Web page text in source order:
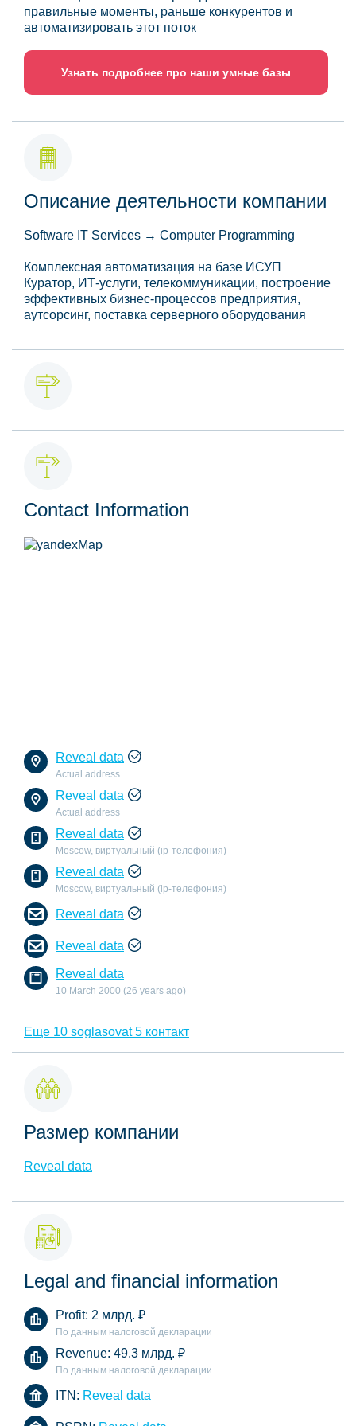
правильные моменты, раньше конкурентов и
автоматизировать этот поток
Узнать подробнее про наши умные базы
Описание деятельности компании
Software IT Services → Computer Programming
Комплексная автоматизация на базе ИСУП
Куратор, ИТ-услуги, телекоммуникации, построение
эффективных бизнес-процессов предприятия,
аутсорсинг, поставка серверного оборудования
Contact Information
Reveal data
Actual address
Reveal data
Actual address
Reveal data
Moscow, виртуальный (ip-телефония)
Reveal data
Moscow, виртуальный (ip-телефония)
Reveal data
Reveal data
Reveal data
10 March 2000 (26 years ago)
Еще 10 soglasovat 5 контакт
Размер компании
Reveal data
Legal and financial information
Profit: 2 млрд. ₽
По данным налоговой декларации
Revenue: 49.3 млрд. ₽
По данным налоговой декларации
ITN: Reveal data